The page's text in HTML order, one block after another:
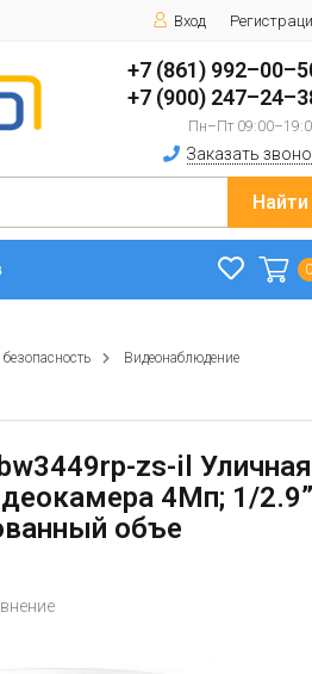
Вход
+7 (861)
+7 (900)
Пн–Пт
Заказать
Найти
Видеонаблюдение
zs-il Уличная
4Мп; 1/2.9”
объе